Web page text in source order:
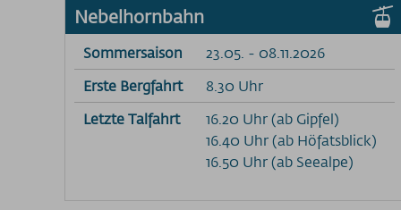
Nebelhornbahn
Sommersaison
23.05. - 08.11.2026
Erste Bergfahrt
8.30 Uhr
Letzte Talfahrt
16.20 Uhr (ab Gipfel)
16.40 Uhr (ab Höfatsblick)
16.50 Uhr (ab Seealpe)